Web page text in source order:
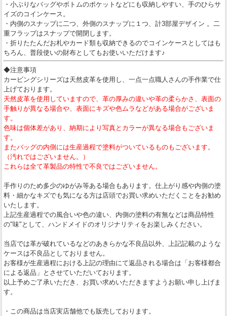
・小ぶりなバッグやボトムのポケットなどにも収納しやすい、手のひらサ
イズのコインケース。
・内側のスナップに二つ、外側のスナップに１つ、計3部屋デザイン 。二
重フラップはスナップで開閉します。
・折りたたんだお札やカード類も収納できるのでコインケースとしてはも
ちろん、普段使いの財布としてもお使いいただけます♪
◆注意事項
カービングシリーズは天然皮革を使用し、一点一点職人さんの手作業で仕
上げております。
天然皮革を使用していますので、革の厚みの違いや革の柔らかさ、表面の
手触りが異なる場合や、表面にキズや色ムラなどがある場合がございま
す。
色味は個体差があり、納期により写真とカラーが異なる場合もございま
す。
またバッグの内側には生産過程で塗料がついているものもございます。
（汚れではございません。）
これらは全て革製品の特性で不良ではございません。
手作りのため多少のゆがみ等ある場合もあります。仕上がり感や内側の塗
料・細かなキズでも気になる方は店頭でお買い求めいただくことをお勧め
いたします。
上記生産過程での風合いや色の違い、内側の塗料の有無などは商品特性
の"味"として、ハンドメイドのオリジナリティをお楽しみください。
当店では革が破れているなどのあきらかな不良品以外、上記記載のような
ケースは不良品としておりません。
お客様が生産過程における上記の理由にて返品される場合は「お客様都合
による返品」とさせていただいております。
以上予めご了承いただき、お買い求めいただきますようお願い申し上げま
す。
・この商品は当店実店舗他でも販売しております。